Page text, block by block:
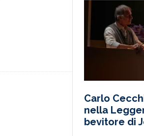
Carlo
nella
bevitore di